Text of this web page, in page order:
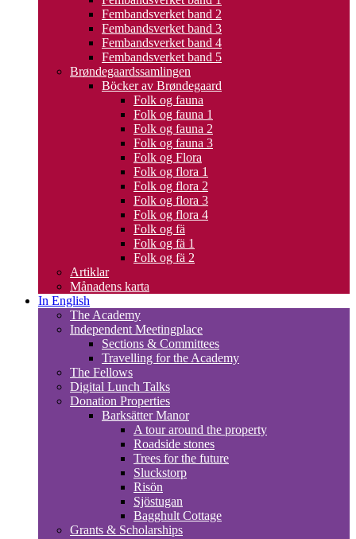
Fembandsverket band 2
Fembandsverket band 3
Fembandsverket band 4
Fembandsverket band 5
Brøndegaardssamlingen
Böcker av Brøndegaard
Folk og fauna
Folk og fauna 1
Folk og fauna 2
Folk og fauna 3
Folk og Flora
Folk og flora 1
Folk og flora 2
Folk og flora 3
Folk og flora 4
Folk og fä
Folk og fä 1
Folk og fä 2
Artiklar
Månadens karta
In English
The Academy
Independent Meetingplace
Sections & Committees
Travelling for the Academy
The Fellows
Digital Lunch Talks
Donation Properties
Barksätter Manor
A tour around the property
Roadside stones
Trees for the future
Sluckstorp
Risön
Sjöstugan
Bagghult Cottage
Grants & Scholarships